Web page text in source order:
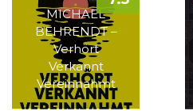
MICHAEL
BEHRENDT –
Verhört
Verkannt
Vereinnahmt